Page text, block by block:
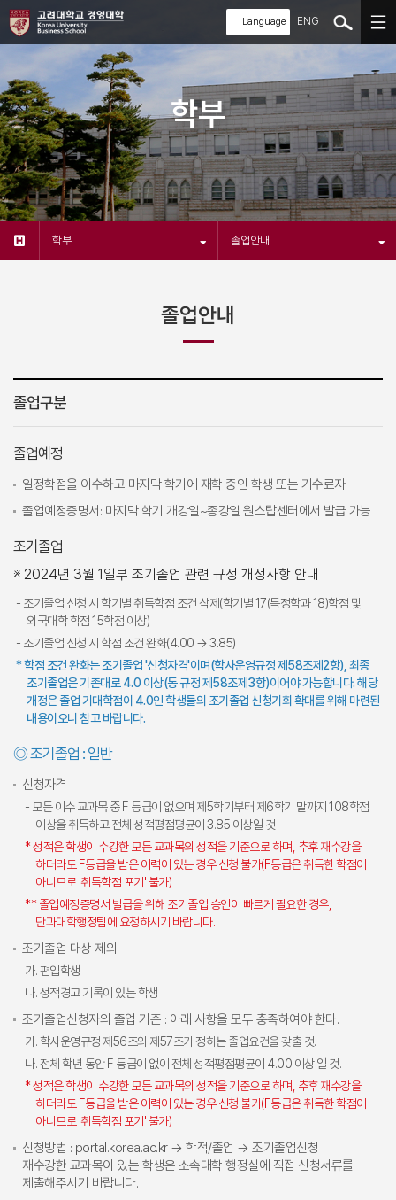
ENG
학부
학부 졸업안내
졸업안내
졸업구분
졸업예정
일정학점을 이수하고 마지막 학기에 재학 중인 학생 또는 기수료자
졸업예정증명서: 마지막 학기 개강일~종강일 원스탑센터에서 발급 가능
조기졸업
※ 2024년 3월 1일부 조기졸업 관련 규정 개정사항 안내
- 조기졸업 신청 시 학기별 취득학점 조건 삭제(학기별 17(특정학과 18)학점 및
외국대학 학점 15학점 이상)
- 조기졸업 신청 시 학점 조건 완화(4.00 → 3.85)
* 학점 조건 완화는 조기졸업 '신청자격'이며(학사운영규정 제58조제2항), 최종
조기졸업은 기존대로 4.0 이상(동 규정 제58조제3항)이어야 가능합니다. 해당
개정은 졸업 기대학점이 4.0인 학생들의 조기졸업 신청기회 확대를 위해 마련된
내용이오니 참고 바랍니다.
◎ 조기졸업 : 일반
신청자격
- 모든 이수 교과목 중 F 등급이 없으며 제5학기부터 제6학기 말까지 108학점
이상을 취득하고 전체 성적평점평균이 3.85 이상일 것
* 성적은 학생이 수강한 모든 교과목의 성적을 기준으로 하며, 추후 재수강을
하더라도 F등급을 받은 이력이 있는 경우 신청 불가(F등급은 취득한 학점이
아니므로 '취득학점 포기' 불가)
** 졸업예정증명서 발급을 위해 조기졸업 승인이 빠르게 필요한 경우,
단과대학행정팀에 요청하시기 바랍니다.
조기졸업 대상 제외
가. 편입학생
나. 성적경고 기록이 있는 학생
조기졸업신청자의 졸업 기준 : 아래 사항을 모두 충족하여야 한다.
가. 학사운영규정 제56조와 제57조가 정하는 졸업요건을 갖출 것.
나. 전체 학년 동안 F 등급이 없이 전체 성적평점평균이 4.00 이상 일 것.
* 성적은 학생이 수강한 모든 교과목의 성적을 기준으로 하며, 추후 재수강을
하더라도 F등급을 받은 이력이 있는 경우 신청 불가(F등급은 취득한 학점이
아니므로 '취득학점 포기' 불가)
신청방법 : portal.korea.ac.kr → 학적/졸업 → 조기졸업신청
재수강한 교과목이 있는 학생은 소속대학 행정실에 직접 신청서류를
제출해주시기 바랍니다.